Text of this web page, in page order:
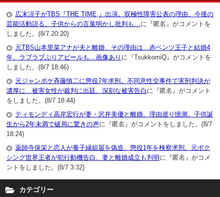
広末涼子がTBS『THE TIME,』出演。双極性障害公表の理由、今後の
芸能活動語る。子供からの言葉明かし批判も…に『匿名』がコメントを
しました。(8/7 20:20)
元TBS山本里菜アナが夫と離婚、その理由は…赤ベンツ王子と結婚4
年、ラブラブぶりアピールも…画像あり に『TsukkomiQ』がコメントを
しました。(8/7 18:46)
元ジャンポケ斉藤慎二に懲役7年求刑。不同意性交事件で実刑判決が
濃厚に…被害女性が裁判に出廷、深刻な被害告白 に『匿名』がコメント
をしました。(8/7 18:44)
ティモンディ高岸宏行が妻・沢井美優と離婚、理由巡り憶測。子供誕
生から2年未満で破局に驚きの声に『匿名』がコメントをしました。(8/7
18:24)
薬師寺保栄と恋人が養子縁組届を偽造、懲役1年を検察求刑。元ボク
シング世界王者が犯行動機告白、妻と離婚成立も判明 に『匿名』がコメ
ントをしました。(8/7 3:32)
カテゴリー